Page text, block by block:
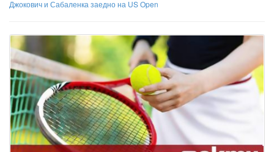
Джокович и Сабаленка заедно на US Open